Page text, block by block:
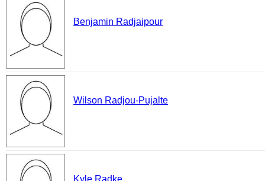
Benjamin Radjaipour
Wilson Radjou-Pujalte
Kyle Radke